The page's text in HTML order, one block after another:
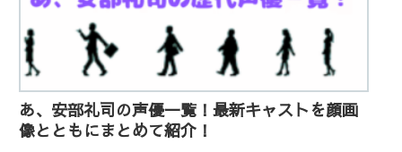
あ、安部礼司の声優一覧！最新キャストを顔画
像とともにまとめて紹介！